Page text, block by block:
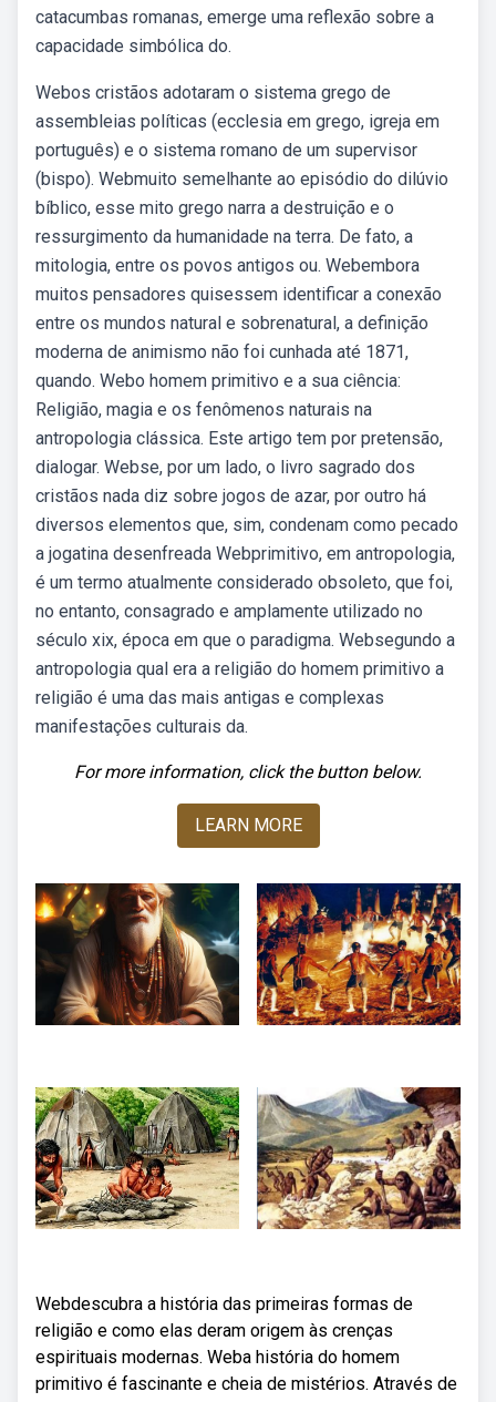
catacumbas romanas, emerge uma reflexão sobre a
capacidade simbólica do.
Webos cristãos adotaram o sistema grego de
assembleias políticas (ecclesia em grego, igreja em
português) e o sistema romano de um supervisor
(bispo). Webmuito semelhante ao episódio do dilúvio
bíblico, esse mito grego narra a destruição e o
ressurgimento da humanidade na terra. De fato, a
mitologia, entre os povos antigos ou. Webembora
muitos pensadores quisessem identificar a conexão
entre os mundos natural e sobrenatural, a definição
moderna de animismo não foi cunhada até 1871,
quando. Webo homem primitivo e a sua ciência:
Religião, magia e os fenômenos naturais na
antropologia clássica. Este artigo tem por pretensão,
dialogar. Webse, por um lado, o livro sagrado dos
cristãos nada diz sobre jogos de azar, por outro há
diversos elementos que, sim, condenam como pecado
a jogatina desenfreada Webprimitivo, em antropologia,
é um termo atualmente considerado obsoleto, que foi,
no entanto, consagrado e amplamente utilizado no
século xix, época em que o paradigma. Websegundo a
antropologia qual era a religião do homem primitivo a
religião é uma das mais antigas e complexas
manifestações culturais da.
For more information, click the button below.
LEARN MORE
Webdescubra a história das primeiras formas de
religião e como elas deram origem às crenças
espirituais modernas. Weba história do homem
primitivo é fascinante e cheia de mistérios. Através de